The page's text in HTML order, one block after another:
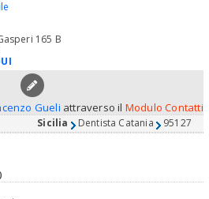
165 B
Gueli attraverso il Modulo Contatti
Sicilia Dentista Catania 95127